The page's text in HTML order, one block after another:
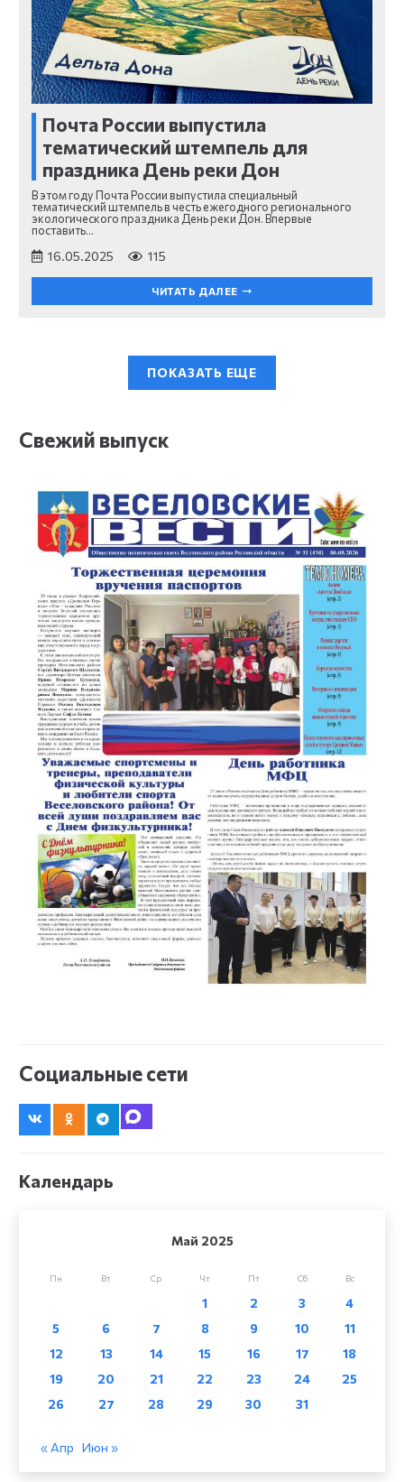
Почта России выпустила
тематический штемпель для
праздника День реки Дон
В этом году Почта России выпустила специальный
тематический штемпель в честь ежегодного регионального
экологического праздника День реки Дон. Впервые
поставить…
16.05.2025 115
ЧИТАТЬ ДАЛЕЕ
ПОКАЗАТЬ ЕЩЕ
Свежий выпуск
Социальные сети
Календарь
Май 2025
Пн Вт Ср Чт Пт Сб Вс
1 2 3
4
5
6 7 8 9 10
11
12
13 14 15 16 17
18
19
20 21 22 23 24
25
26
27 28 29 30 31
« Апр Июн »